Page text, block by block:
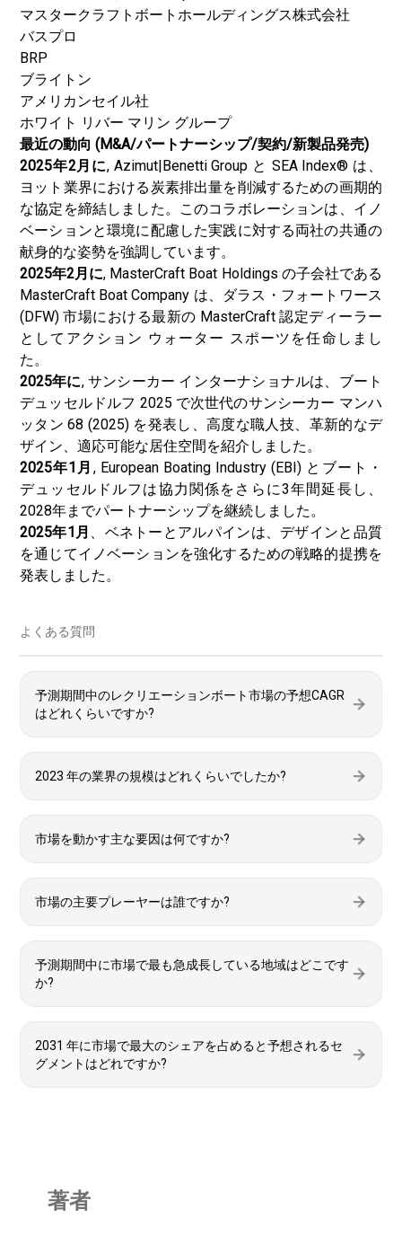
マスタークラフトボートホールディングス株式会社
バスプロ
BRP
ブライトン
アメリカンセイル社
ホワイト リバー マリン グループ
最近の動向 (M&A/パートナーシップ/契約/新製品発売)
2025年2月に, Azimut|Benetti Group と SEA Index® は、
ヨット業界における炭素排出量を削減するための画期的
な協定を締結しました。このコラボレーションは、イノ
ベーションと環境に配慮した実践に対する両社の共通の
献身的な姿勢を強調しています。
2025年2月に, MasterCraft Boat Holdings の子会社である
MasterCraft Boat Company は、ダラス・フォートワース
(DFW) 市場における最新の MasterCraft 認定ディーラー
としてアクション ウォーター スポーツを任命しまし
た。
2025年に, サン​​シーカー インターナショナルは、ブート
デュッセルドルフ 2025 で次世代のサンシーカー マンハ
ッタン 68 (2025) を発表し、高度な職人技、革新的なデ
ザイン、適応可能な居住空間を紹介しました。
2025年1月 , European Boating Industry (EBI) とブート・
デュッセルドルフは協力関係をさらに3年間延長し、
2028年までパートナーシップを継続しました。
2025年1月 、ベネトーとアルパインは、デザインと品質
を通じてイノベーションを強化するための戦略的提携を
発表しました。
よくある質問
予測期間中のレクリエーションボート市場の予想CAGR
はどれくらいですか?
2023 年の業界の規模はどれくらいでしたか?
市場を動かす主な要因は何ですか?
市場の主要プレーヤーは誰ですか?
予測期間中に市場で最も急成長している地域はどこです
か?
2031 年に市場で最大のシェアを占めると予想されるセ
グメントはどれですか?
著者